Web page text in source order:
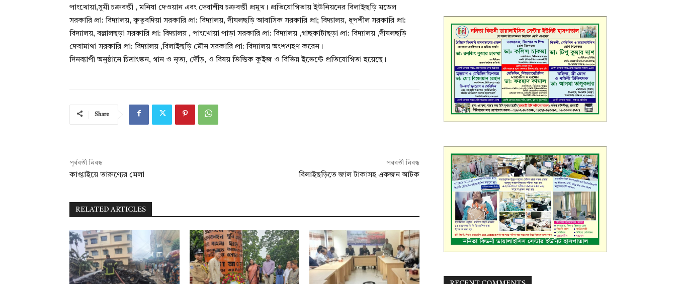
পাংখোয়া,সুমী চক্রবর্ত্তী , মনিষা দেওয়ান এবং দেবাশীষ চক্রবর্ত্তী প্রমূখ। প্রতিযোগিতায় ইউনিয়নের বিলাইছড়ি মডেল
সরকারি প্রা: বিদ্যালয়, কুতুবদিয়া সরকারি প্রা: বিদ্যালয়, দীঘলছড়ি আবাসিক সরকারি প্রা; বিদ্যালয়, ধূপশীল সরকারি প্রা:
বিদ্যালয়, বল্লালছড়া সরকারি প্রা: বিদ্যালয় , পাংখোয়া পাড়া সরকারি প্রা: বিদ্যালয় ,গাছকাটাছড়া প্রা: বিদ্যালয় ,দীঘলছড়ি
দেবামাথা সরকারি প্রা: বিদ্যালয় ,বিলাইছড়ি মৌন সরকারি প্রা: বিদ্যালয় অংশগ্রহণ করেন।
দিনব্যাপী অনুষ্ঠানে চিত্রাংঙ্কন, গান ও নৃত্য, দৌঁড়, ও বিষয় ভিত্তিক কুইজ ও বিভিন্ন ইভেন্টে প্রতিযোগিতা হয়েছে।
Share
পূর্ববর্তী নিবন্ধ
কাপ্তাইয়ে তারুণ্যের মেলা
পরবর্তী নিবন্ধ
বিলাইছড়িতে জাল টাকাসহ একজন আটক
RELATED ARTICLES